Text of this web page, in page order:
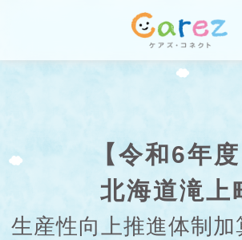
【令和6年度
北海道滝上
生産性向上推進体制加